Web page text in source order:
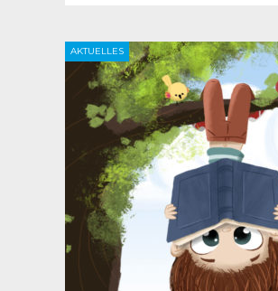
AKTUELLES